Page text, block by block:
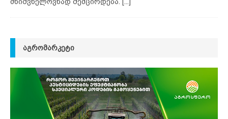
ᲐᲒᲠᲝᲛᲐᲠᲙᲔᲢᲘ